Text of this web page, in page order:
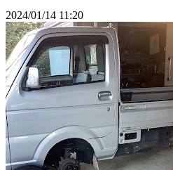
2024/01/14 11:20